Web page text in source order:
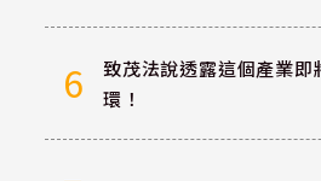
6
致茂法說透露這個產業即
環！